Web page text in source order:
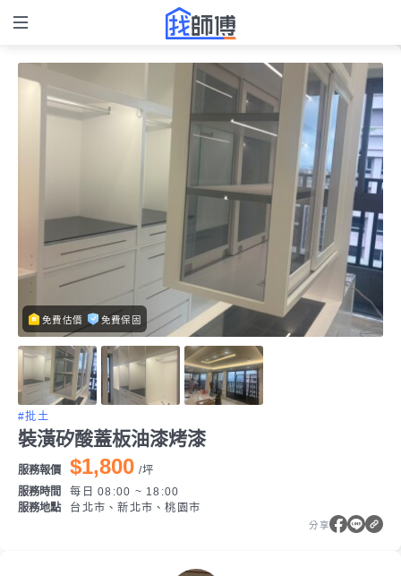
免費估價 免費保固
#批土
裝潢矽酸蓋板油漆烤漆
服務報價 $1,800 /坪
服務時間
每日 08:00 ~ 18:00
服務地點
台北市、新北市、桃園市
分享